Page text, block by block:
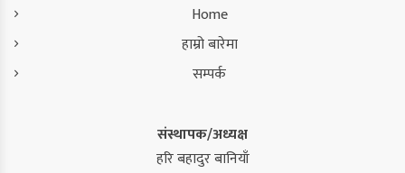
Home
हाम्रो बारेमा
सम्पर्क
संस्थापक/अध्यक्ष
हरि बहादुर बानियाँ